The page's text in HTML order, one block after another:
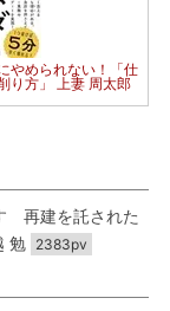
やめられない！「仕
り方」 上妻 周太郎
再建を託された
勉
2383pv